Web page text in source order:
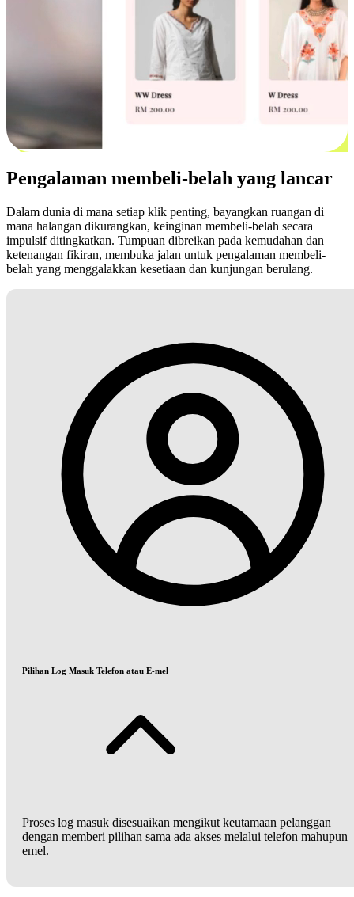
Pengalaman membeli-belah yang lancar
Dalam dunia di mana setiap klik penting, bayangkan ruangan di
mana halangan dikurangkan, keinginan membeli-belah secara
impulsif ditingkatkan. Tumpuan dibreikan pada kemudahan dan
ketenangan fikiran, membuka jalan untuk pengalaman membeli-
belah yang menggalakkan kesetiaan dan kunjungan berulang.
Pilihan Log Masuk Telefon atau E-mel
Proses log masuk disesuaikan mengikut keutamaan pelanggan
dengan memberi pilihan sama ada akses melalui telefon mahupun
emel.